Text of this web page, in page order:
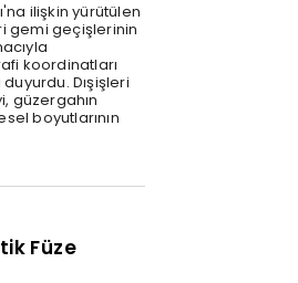
ilişkin yürütülen
gemi geçişlerinin
koordinatları
Dışişleri
güzergahın
boyutlarının
Füze